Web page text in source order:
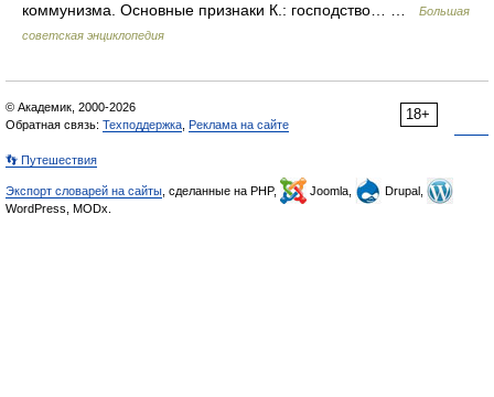
коммунизма. Основные признаки К.: господство… …
Большая
советская энциклопедия
18+
© Академик, 2000-2026
Обратная связь: Техподдержка Реклама на сайте
👣 Путешествия
Экспорт словарей на сайты , сделанные на PHP, Joomla,
Drupal,
WordPress, MODx.